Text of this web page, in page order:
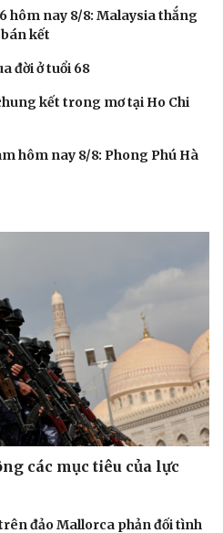
Nghệ sĩ
Thời trang
hôm nay 8/8: Malaysia thắng
kết
đời ở tuổi 68
kết trong mơ tại Ho Chi
hôm nay 8/8: Phong Phú Hà
các mục tiêu của lực
đảo Mallorca phản đối tình